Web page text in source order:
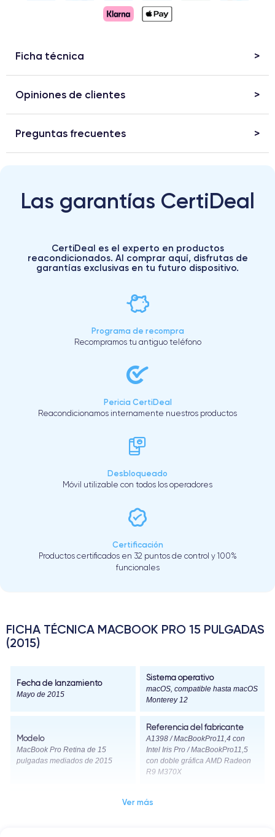
Ficha técnica
Opiniones de clientes
Preguntas frecuentes
Las garantías CertiDeal
CertiDeal es el experto en productos
reacondicionados. Al comprar aquí, disfrutas de
garantías exclusivas en tu futuro dispositivo.
Programa de recompra
Recompramos tu antiguo teléfono
Pericia CertiDeal
Reacondicionamos internamente nuestros productos
Desbloqueado
Móvil utilizable con todos los operadores
Certificación
Productos certificados en 32 puntos de control y 100%
funcionales
FICHA TÉCNICA MACBOOK PRO 15 PULGADAS
(2015)
Fecha de lanzamiento
Mayo de 2015
Sistema operativo
macOS, compatible hasta macOS
Monterey 12
Modelo
MacBook Pro Retina de 15
pulgadas mediados de 2015
Referencia del fabricante
A1398 / MacBookPro11,4 con
Intel Iris Pro / MacBookPro11,5
con doble gráfica AMD Radeon
R9 M370X
Peso
Ver más